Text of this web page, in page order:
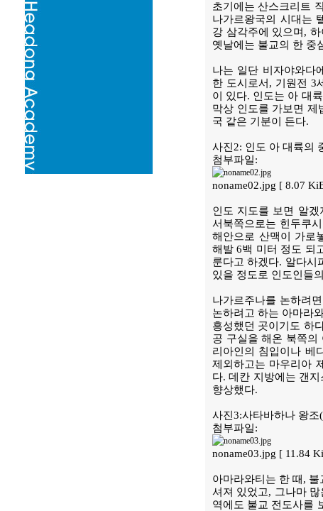
초기에는 산스크리트
나가르왕국의 시대는
강 삼각주에 있으며,
옛날에는 불교의 한 중
나는 일단 비자야와다
한 도시로서, 기원전 3
이 있다. 인도는 아 대
막상 인도를 가보면 제
국 같은 기분이 든다.
사진2: 인도 아 대륙의
첨부파일:
noname02.jpg [ 8.07
인도 지도를 보면 알
서북쪽으로는 힌두쿠
해안으로 산맥이 가로
해발 6백 미터 정도 되
룬다고 하겠다. 알다시
있을 정도로 인도인들
나가르주나를 논하려
논하려고 하는 아마라
흥성했던 곳이기도 하
공 구실을 해온 북쪽의
리아인의 침입이나 베
제외하고는 마우리아
다. 데칸 지방에는 갠
향상했다.
사진3:사타바하나 왕
첨부파일:
noname03.jpg [ 11.84
아마라와티는 한 때,
셔져 있었고, 그나마
역에도 불교 전도사를